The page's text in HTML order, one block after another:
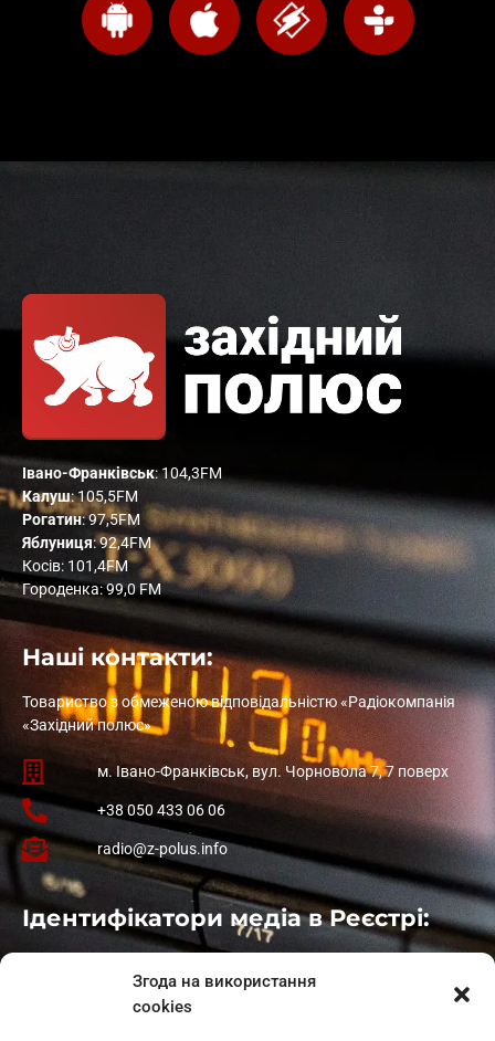
Згода на використання
cookies
Івано-Франківськ: 104,3FM
Калуш: 105,5FM
Рогатин: 97,5FM
Яблуниця: 92,4FM
Косів: 101,4FM
Городенка: 99,0 FM
Наші контакти:
Товариство з обмеженою відповідальністю «Радіокомпанія
«Західний полюс»
м. Івано-Франківськ, вул. Чорновола 7, 7 поверх
+38 050 433 06 06
radio@z-polus.info
Ідентифікатори медіа в Реєстрі:
: L11-01410
: L11-01801